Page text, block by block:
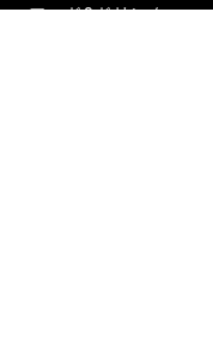
フード&ドリンク